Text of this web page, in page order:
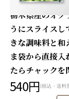
栃木県産のオク
うにスライス
きな調味料と和
ま袋から直接入
たらチャックを
540円(税込・送料